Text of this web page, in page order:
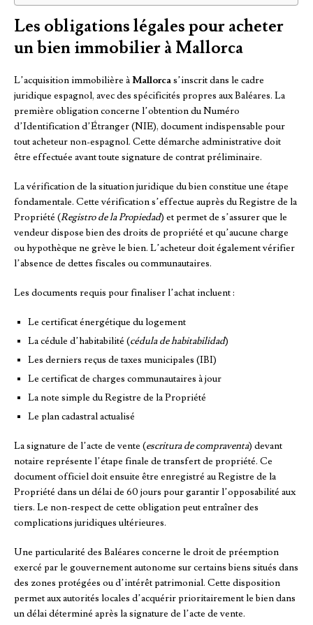
Les obligations légales pour acheter
un bien immobilier à Mallorca
L’acquisition immobilière àMallorcas’inscrit dans le cadre
juridique espagnol, avec des spécificités propres aux Baléares. La
première obligation concerne l’obtention du Numéro
d’Identification d’Étranger (NIE), document indispensable pour
tout acheteur non-espagnol. Cette démarche administrative doit
être effectuée avant toute signature de contrat préliminaire.
La vérification de la situation juridique du bien constitue une étape
fondamentale. Cette vérification s’effectue auprès du Registre de la
Propriété (Registro de la Propiedad) et permet de s’assurer que le
vendeur dispose bien des droits de propriété et qu’aucune charge
ou hypothèque ne grève le bien. L’acheteur doit également vérifier
l’absence de dettes fiscales ou communautaires.
Les documents requis pour finaliser l’achat incluent :
Le certificat énergétique du logement
La cédule d’habitabilité (cédula de habitabilidad)
Les derniers reçus de taxes municipales (IBI)
Le certificat de charges communautaires à jour
La note simple du Registre de la Propriété
Le plan cadastral actualisé
La signature de l’acte de vente (escritura de compraventa) devant
notaire représente l’étape finale de transfert de propriété. Ce
document officiel doit ensuite être enregistré au Registre de la
Propriété dans un délai de 60 jours pour garantir l’opposabilité aux
tiers. Le non-respect de cette obligation peut entraîner des
complications juridiques ultérieures.
Une particularité des Baléares concerne le droit de préemption
exercé par le gouvernement autonome sur certains biens situés dans
des zones protégées ou d’intérêt patrimonial. Cette disposition
permet aux autorités locales d’acquérir prioritairement le bien dans
un délai déterminé après la signature de l’acte de vente.